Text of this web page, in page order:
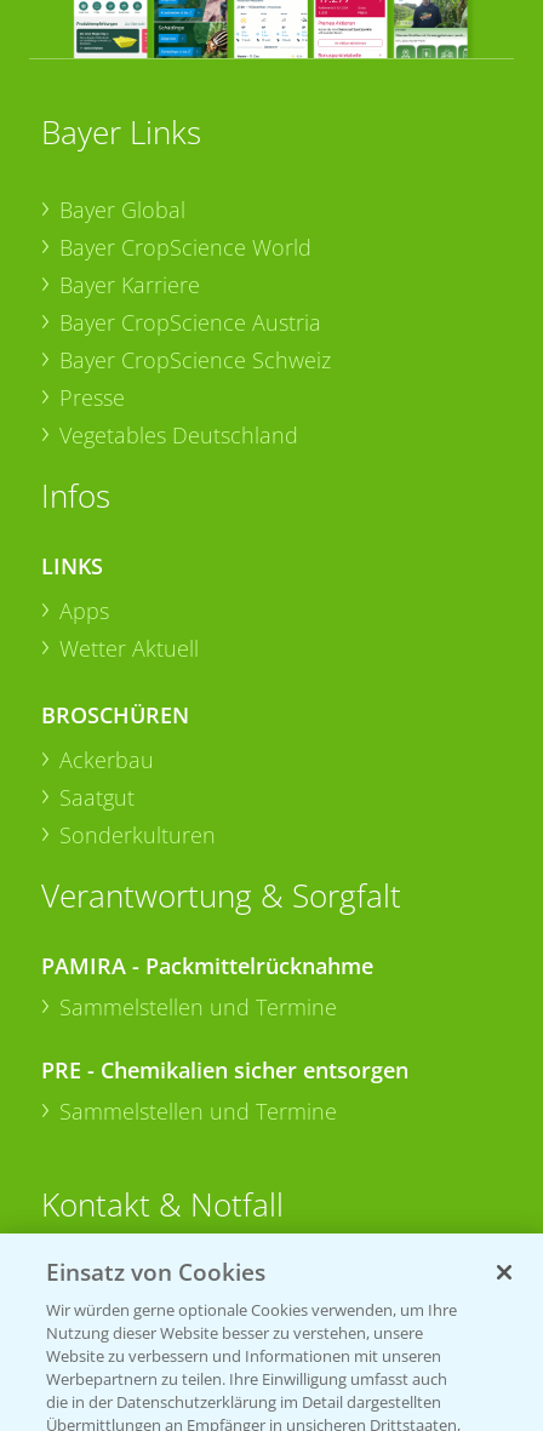
Bayer Links
Bayer Global
Bayer CropScience World
Bayer Karriere
Bayer CropScience Austria
Bayer CropScience Schweiz
Presse
Vegetables Deutschland
Infos
LINKS
Apps
Wetter Aktuell
BROSCHÜREN
Ackerbau
Saatgut
Sonderkulturen
Verantwortung & Sorgfalt
PAMIRA - Packmittelrücknahme
Sammelstellen und Termine
PRE - Chemikalien sicher entsorgen
Sammelstellen und Termine
Kontakt & Notfall
Beratung auf WhatsApp
T.+49 (0)174 346 564 1
KONTAKT
Einsatz von Cookies
Wir würden gerne optionale Cookies verwenden, um Ihre
Nutzung dieser Website besser zu verstehen, unsere
Website zu verbessern und Informationen mit unseren
Werbepartnern zu teilen. Ihre Einwilligung umfasst auch
die in der Datenschutzerklärung im Detail dargestellten
Übermittlungen an Empfänger in unsicheren Drittstaaten,